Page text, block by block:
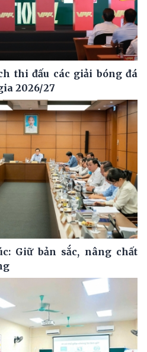
thi đấu các giải bóng đá
2026/27
Giữ bản sắc, nâng chất